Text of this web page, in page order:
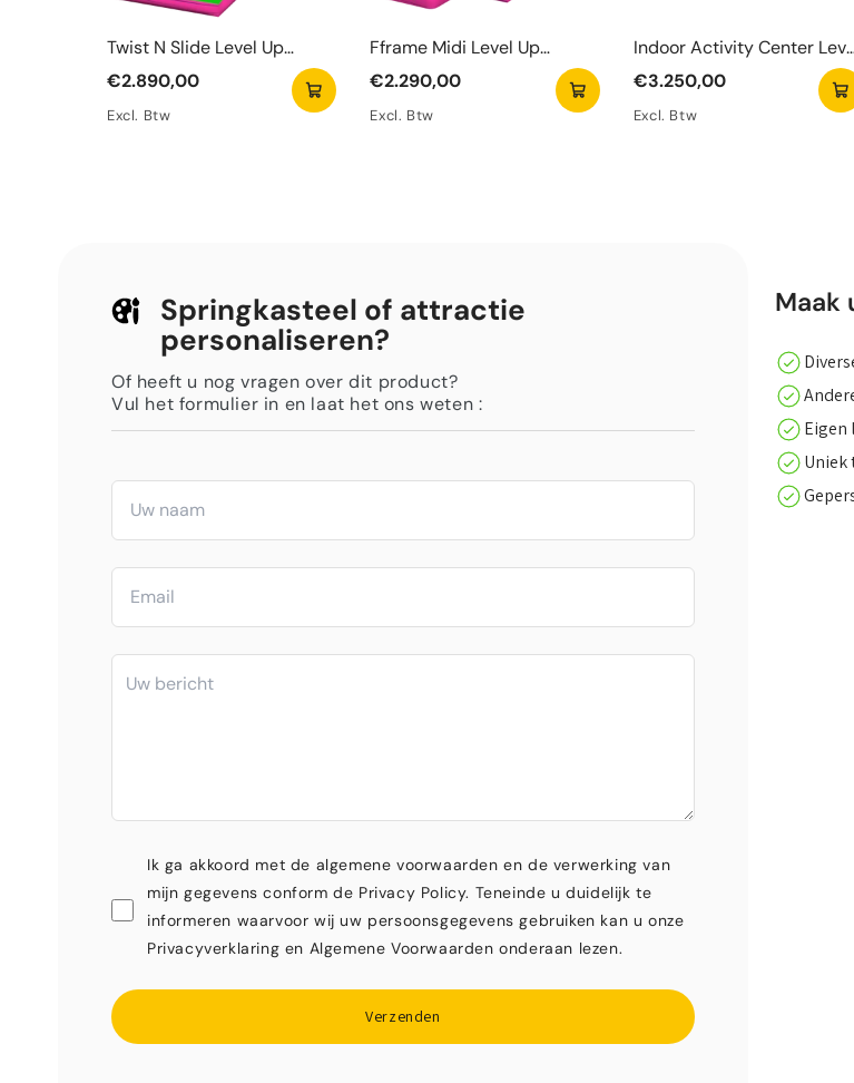
Twist N Slide Level Up
Springkasteel
€2.890,00
Excl. Btw
Fframe Midi Level Up
Springkasteel
€2.290,00
Excl. Btw
Indoor Activity Center
Up
€3.250,00
Excl. Btw
Springkasteel of attractie
personaliseren?
Of heeft u nog vragen over dit product?
Vul het formulier in en laat het ons weten :
Ik ga akkoord met de algemene voorwaarden en de verwerking van
mijn gegevens conform de Privacy Policy. Teneinde u duidelijk te
informeren waarvoor wij uw persoonsgegevens gebruiken kan u onze
Privacyverklaring en Algemene Voorwaarden onderaan lezen.
Verzenden
Maak
Eigen
Uniek